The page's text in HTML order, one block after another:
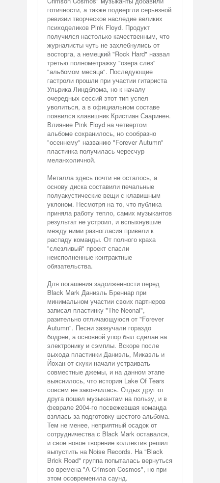
готичности, а также подвергли серьезной
ревизии творческое наследие великих
психоделиков Pink Floyd. Продукт
получился настолько качественным, что
журналисты чуть не захлебнулись от
восторга, а немецкий "Rock Hard" назвал
третью полнометражку "озера слез"
"альбомом месяца". Последующие
гастроли прошли при участии гитариста
Ульрика Линдблома, но к началу
очередных сессий этот тип успел
уволиться, а в официальном составе
появился клавишник Кристиан Сааринен.
Влияние Pink Floyd на четвертом
альбоме сохранилось, но сообразно
"осеннему" названию "Forever Autumn"
пластинка получилась чересчур
меланхоличной.
Металла здесь почти не осталось, а
основу диска составили печальные
полуакустические вещи с клавишным
уклоном. Несмотря на то, что публика
приняла работу тепло, самих музыкантов
результат не устроил, и вспыхнувшие
между ними разногласия привели к
распаду команды. От полного краха
"слезливый" проект спасли
неисполненные контрактные
обязательства.
Для погашения задолженности перед
Black Mark Даниэль Бреннар при
минимальном участии своих партнеров
записал пластинку "The Neonai",
разительно отличающуюся от "Forever
Autumn". Песни зазвучали гораздо
бодрее, а основной упор был сделан на
электронику и сэмплы. Вскоре после
выхода пластинки Даниэль, Микаэль и
Йохан от скуки начали устраивать
совместные джемы, и на данном этапе
выяснилось, что история Lake Of Tears
совсем не закончилась. Отдых друг от
друга пошел музыкантам на пользу, и в
феврале 2004-го посвежевшая команда
взялась за подготовку шестого альбома.
Тем не менее, неприятный осадок от
сотрудничества с Black Mark оставался,
и свое новое творение коллектив решил
выпустить на Noise Records. На "Black
Brick Road" группа попыталась вернуться
во времена "A Crimson Cosmos", но при
этом осовременила саунд.